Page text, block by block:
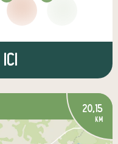
20,15
km